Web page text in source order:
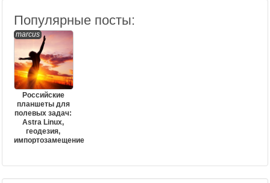
Популярные посты:
marcus
Российские
планшеты для
полевых задач:
Astra Linux,
геодезия,
импортозамещение